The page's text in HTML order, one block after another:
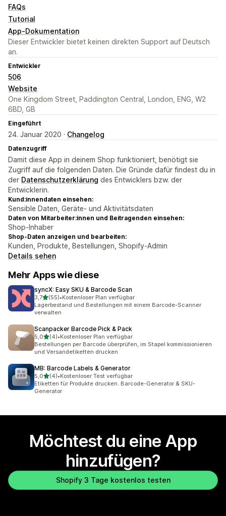
FAQs
Tutorial
App-Dokumentation
Dieser Entwickler bietet keinen direkten Support auf Deutsch
an.
Entwickler
506
Website
One Kingdom Street, Paddington Central, London, ENG, W2
6BD, GB
Eingeführt
24. Januar 2020 · Changelog
Datenzugriff
Damit diese App in deinem Shop funktioniert, benötigt sie
Zugriff auf die folgenden Daten. Die Gründe dafür findest du in
der Datenschutzerklärung des Entwicklers bzw. der
Entwicklerin.
Kund:innendaten einsehen:
Sensible Daten, Geräte- und Aktivitätsdaten
Daten von Mitarbeiter:innen und Beitragenden einsehen:
Shop-Inhaber
Shop-Daten anzeigen und bearbeiten:
Kunden, Produkte, Bestellungen, Shopify-Admin
Details sehen
Mehr Apps wie diese
syncX: Easy SKU & Barcode Scan
3,7von 5 Sternen
(55)
55 Rezensionen insgesamt
•Kostenloser Plan verfügbar
Lagerbestand und Bestellungen mit einem Barcode-Scanner
verwalten
Scanpacker Barcode Pick & Pack
5,0von 5 Sternen
(4)
4 Rezensionen insgesamt
•Kostenloser Plan verfügbar
Bestellungen per Barcode überprüfen, im Stapel kommissionieren
und Versandetiketten drucken
MB: Barcode Labels & Generator
5,0von 5 Sternen
(4)
4 Rezensionen insgesamt
•Kostenloser Test verfügbar
Etiketten für Produkte drucken. Barcode-Generator & SKU-
Generator
Möchtest du eine App
hinzufügen?
Shopify 3 Tage kostenlos testen